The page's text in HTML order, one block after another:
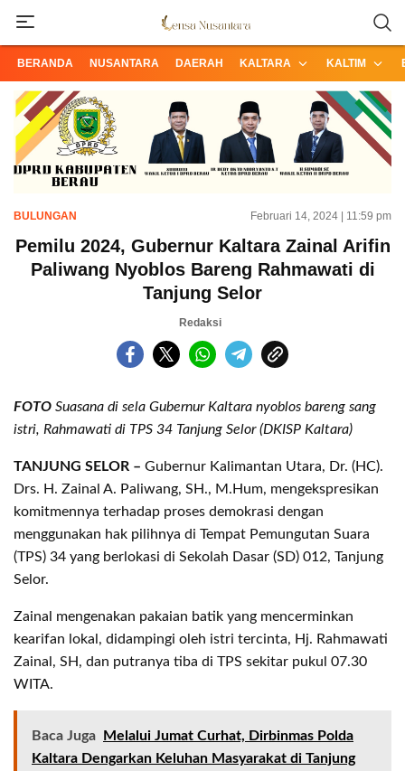
Lensa Nusantara
Informasi Terpercaya dari Nusantara
BERANDA NUSANTARA DAERAH KALTARA KALTIM
BULUNGAN Februari 14, 2024 | 11:59 pm
Pemilu 2024, Gubernur Kaltara Zainal Arifin
Paliwang Nyoblos Bareng Rahmawati di
Tanjung Selor
Redaksi
FOTO Suasana di sela Gubernur Kaltara nyoblos bareng sang
istri, Rahmawati di TPS 34 Tanjung Selor (DKISP Kaltara)
TANJUNG SELOR – Gubernur Kalimantan Utara, Dr. (HC).
Drs. H. Zainal A. Paliwang, SH., M.Hum, mengekspresikan
komitmennya terhadap proses demokrasi dengan
menggunakan hak pilihnya di Tempat Pemungutan Suara
(TPS) 34 yang berlokasi di Sekolah Dasar (SD) 012, Tanjung
Selor.
Zainal mengenakan pakaian batik yang mencerminkan
kearifan lokal, didampingi oleh istri tercinta, Hj. Rahmawati
Zainal, SH, dan putranya tiba di TPS sekitar pukul 07.30
WITA.
Baca Juga
Melalui Jumat Curhat, Dirbinmas Polda
Kaltara Dengarkan Keluhan Masyarakat di Tanjung